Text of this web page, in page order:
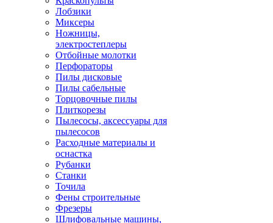
Лобзики
Миксеры
Ножницы,
электростеплеры
Отбойные молотки
Перфораторы
Пилы дисковые
Пилы сабельные
Торцовочные пилы
Плиткорезы
Пылесосы, аксессуары для
пылесосов
Расходные материалы и
оснастка
Рубанки
Станки
Точила
Фены строительные
Фрезеры
Шлифовальные машины,